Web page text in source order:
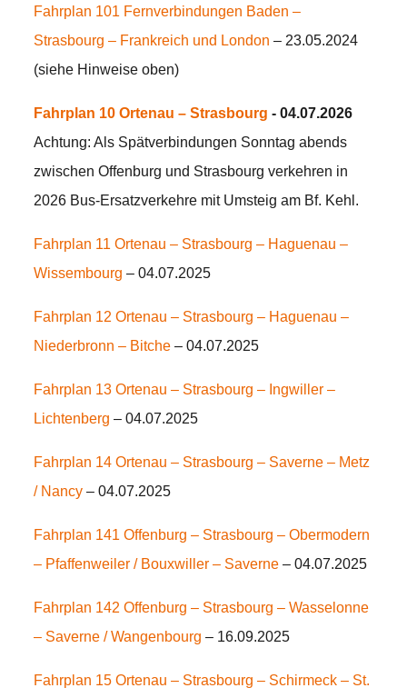
Fahrplan 101 Fernverbindungen Baden –
Strasbourg – Frankreich und London – 23.05.2024
(siehe Hinweise oben)
Fahrplan 10 Ortenau – Strasbourg - 04.07.2026
Achtung: Als Spätverbindungen Sonntag abends
zwischen Offenburg und Strasbourg verkehren in
2026 Bus-Ersatzverkehre mit Umsteig am Bf. Kehl.
Fahrplan 11 Ortenau – Strasbourg – Haguenau –
Wissembourg – 04.07.2025
Fahrplan 12 Ortenau – Strasbourg – Haguenau –
Niederbronn – Bitche – 04.07.2025
Fahrplan 13 Ortenau – Strasbourg – Ingwiller –
Lichtenberg – 04.07.2025
Fahrplan 14 Ortenau – Strasbourg – Saverne – Metz
/ Nancy – 04.07.2025
Fahrplan 141 Offenburg – Strasbourg – Obermodern
– Pfaffenweiler / Bouxwiller – Saverne – 04.07.2025
Fahrplan 142 Offenburg – Strasbourg – Wasselonne
– Saverne / Wangenbourg – 16.09.2025
Fahrplan 15 Ortenau – Strasbourg – Schirmeck – St.